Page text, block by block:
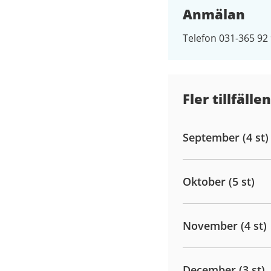
Anmälan
Telefon 031-365 92
Fler tillfällen
September (4 st)
Oktober (5 st)
November (4 st)